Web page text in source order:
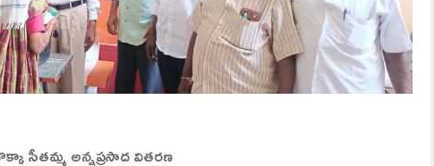
సీతమ్మ అన్నప్రసాద వితరణ